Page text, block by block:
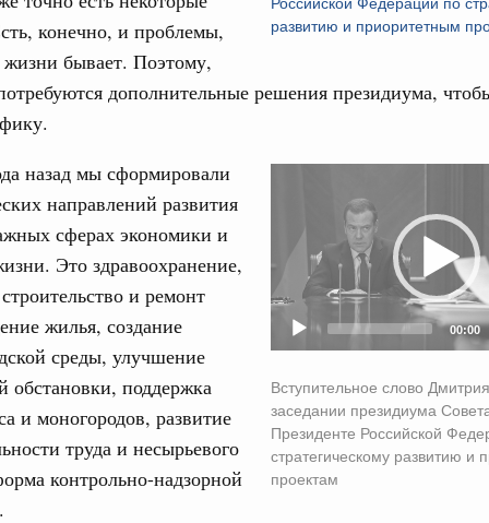
развитию и приоритетным
конечно, и проблемы,
бывает. Поэтому,
дополнительные решения президиума,
00:00
Вступительное слово
заседании президиума
Президенте Российской
стратегическому развитию и
проектам
назад мы сформировали
направлений развития
сферах экономики и
Это здравоохранение,
и ремонт
жилья, создание
среды, улучшение
обстановки, поддержка
и моногородов, развитие
труда и несырьевого
контрольно-надзорной
вторник
дорожного движения
поставлено в регионы по льготному
вторник
населённых пунктов завершат в рамках
марта, вторник
дорожного движения
коллегии Росавтодора
2025, пятница
дорожного движения
заседании коллегии Росавтодора
10
17
24
31
С
Для